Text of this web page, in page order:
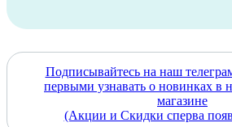
Подписывайтесь на наш
первыми узнавать о новинках в
магазине
(Акции и Скидки сперва